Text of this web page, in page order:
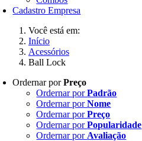
Cadastro Empresa
Você está em:
Início
Acessórios
Ball Lock
Ordernar porPreço
Ordernar porPadrão
Ordernar porNome
Ordernar porPreço
Ordernar porPopularidade
Ordernar por Avaliação